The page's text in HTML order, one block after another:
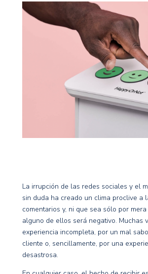
La irrupción de las redes sociales y el
sin duda ha creado un clima proclive a
comentarios y, ni que sea sólo por
alguno de ellos será negativo. Muchas
experiencia incompleta, por un mal
cliente o, sencillamente, por una
desastrosa.